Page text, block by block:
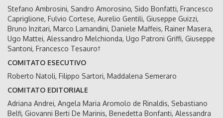
Stefano Ambrosini, Sandro Amorosino, Sido Bonfatti, Francesco
Capriglione, Fulvio Cortese, Aurelio Gentili, Giuseppe Guizzi,
Bruno Inzitari, Marco Lamandini, Daniele Maffeis, Rainer Masera,
Ugo Mattei, Alessandro Melchionda, Ugo Patroni Griffi, Giuseppe
Santoni, Francesco Tesauro†
COMITATO ESECUTIVO
Roberto Natoli, Filippo Sartori, Maddalena Semeraro
COMITATO EDITORIALE
Adriana Andrei, Angela Maria Aromolo de Rinaldis, Sebastiano
Belfi, Giovanni Berti De Marinis, Benedetta Bonfanti, Alessandra